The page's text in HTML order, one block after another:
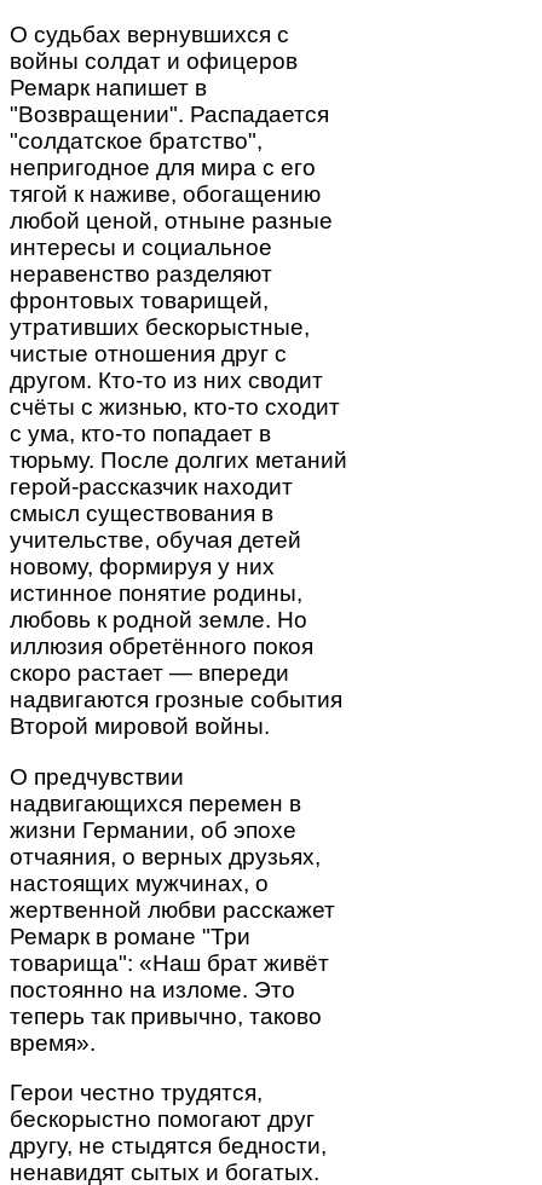
О судьбах вернувшихся с
войны солдат и офицеров
Ремарк напишет в
"Возвращении". Распадается
"солдатское братство",
непригодное для мира с его
тягой к наживе, обогащению
любой ценой, отныне разные
интересы и социальное
неравенство разделяют
фронтовых товарищей,
утративших бескорыстные,
чистые отношения друг с
другом. Кто-то из них сводит
счёты с жизнью, кто-то сходит
с ума, кто-то попадает в
тюрьму. После долгих метаний
герой-рассказчик находит
смысл существования в
учительстве, обучая детей
новому, формируя у них
истинное понятие родины,
любовь к родной земле. Но
иллюзия обретённого покоя
скоро растает — впереди
надвигаются грозные события
Второй мировой войны.
О предчувствии
надвигающихся перемен в
жизни Германии, об эпохе
отчаяния, о верных друзьях,
настоящих мужчинах, о
жертвенной любви расскажет
Ремарк в романе "Три
товарища": «Наш брат живёт
постоянно на изломе. Это
теперь так привычно, таково
время».
Герои честно трудятся,
бескорыстно помогают друг
другу, не стыдятся бедности,
ненавидят сытых и богатых.